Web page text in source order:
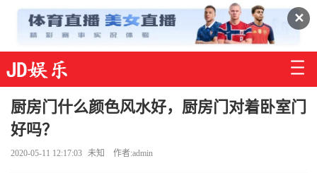
✕
厨房门什么颜色风水好，厨房门对着卧室门
好吗？
2020-05-11 12:17:03 未知 作者:admin